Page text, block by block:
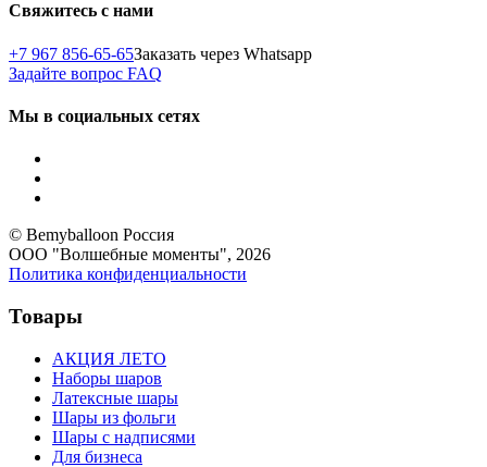
Свяжитесь с нами
+7 967 856-65-65Заказать через Whatsapp
Задайте вопрос FAQ
Мы в социальных сетях
© Bemyballoon Россия
ООО "Волшебные моменты", 2026
Политика конфиденциальности
Товары
АКЦИЯ ЛЕТО
Наборы шаров
Латексные шары
Шары из фольги
Шары с надписями
Для бизнеса